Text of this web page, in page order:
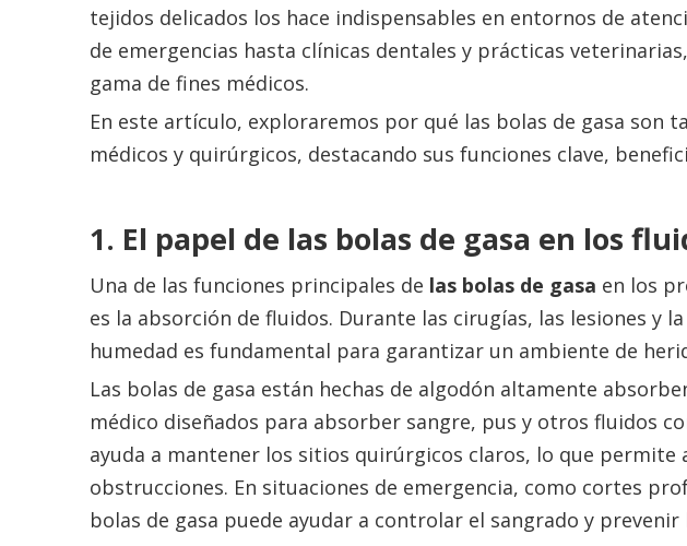
tejidos delicados los hace indispensables en entornos de
de emergencias hasta clínicas dentales y prácticas
gama de fines médicos.
En este artículo, exploraremos por qué las bolas de gasa son
médicos y quirúrgicos, destacando sus funciones clave,
1. El papel de las bolas de gasa en los
Una de las funciones principales de las bolas de gasa en los
es la absorción de fluidos. Durante las cirugías, las lesiones y
humedad es fundamental para garantizar un ambiente de
Las bolas de gasa están hechas de algodón altamente
médico diseñados para absorber sangre, pus y otros fluidos
ayuda a mantener los sitios quirúrgicos claros, lo que permite
obstrucciones. En situaciones de emergencia, como cortes
bolas de gasa puede ayudar a controlar el sangrado y prevenir